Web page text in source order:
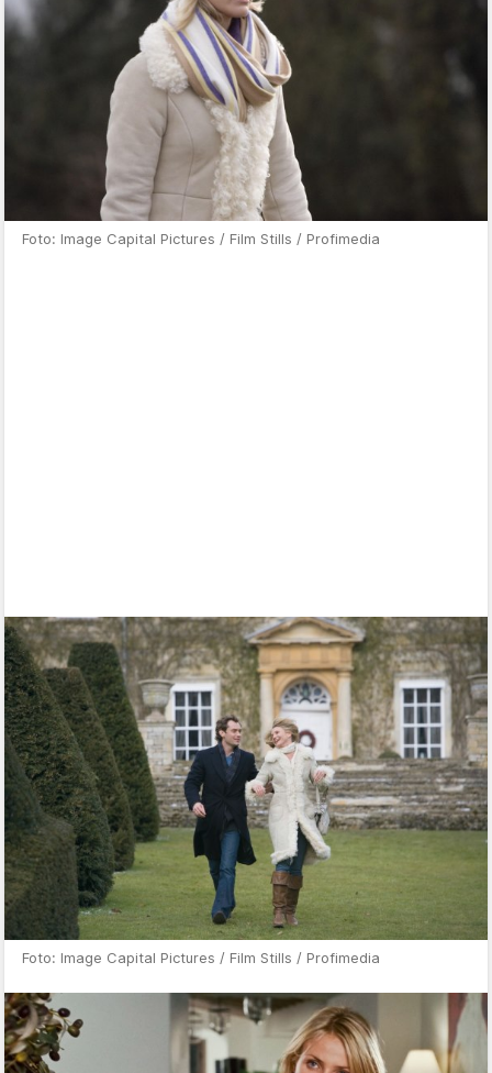
Foto: Image Capital Pictures / Film Stills / Profimedia
Foto: Image Capital Pictures / Film Stills / Profimedia